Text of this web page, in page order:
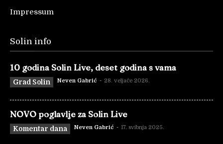
Impressum
Solin info
10 godina Solin Live, deset godina s vama
Grad Solin Neven Gabrić - 28. veljače 2026.
NOVO poglavlje za Solin Live
Komentar dana Neven Gabrić - 17. svibnja 2025.